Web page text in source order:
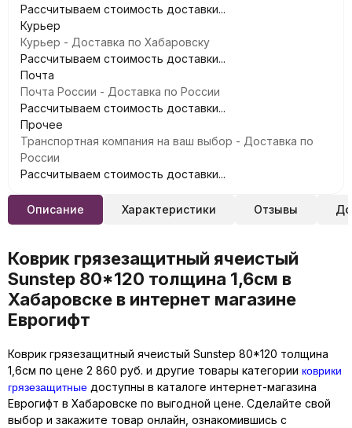
Рассчитываем стоимость доставки...
Курьер
Курьер - Доставка по Хабаровску
Рассчитываем стоимость доставки...
Почта
Почта России - Доставка по России
Рассчитываем стоимость доставки...
Прочее
Транспортная компания на ваш выбор - Доставка по
России
Рассчитываем стоимость доставки...
Описание Характеристики Отзывы
Коврик грязезащитный ячеистый
Sunstep 80*120 толщина 1,6см в
Хабаровске в интернет магазине
Еврогифт
Коврик грязезащитный ячеистый Sunstep 80*120 толщина
1,6см по цене 2 860 руб. и другие товары категории коврики
грязезащитные доступны в каталоге интернет-магазина
Еврогифт в Хабаровске по выгодной цене. Сделайте свой
выбор и закажите товар онлайн, ознакомившись с